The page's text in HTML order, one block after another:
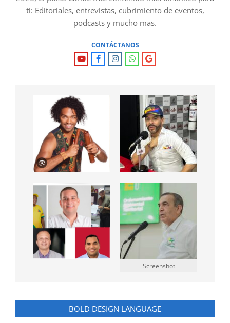
ti: Editoriales, entrevistas, cubrimiento de eventos,
podcasts y mucho mas.
CONTÁCTANOS
Screenshot
BOLD DESIGN LANGUAGE